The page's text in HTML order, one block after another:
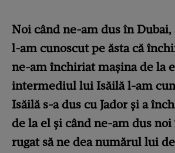
Noi când ne-am dus în
l-am cunoscut pe ăsta că
ne-am închiriat mașina de la
intermediul lui Isăilă l-am
Isăilă s-a dus cu Jador și a
de la el și când ne-am dus
rugat să ne dea numărul lui